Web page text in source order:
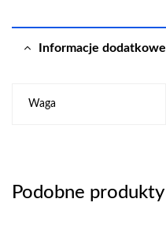
Informacje dodatkowe
Waga
Podobne produkty